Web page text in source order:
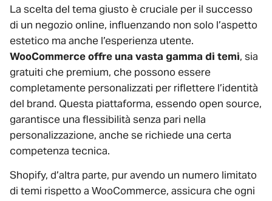
La scelta del tema giusto è cruciale per il successo
di un negozio online, influenzando non solo l’aspetto
estetico ma anche l’esperienza utente.
WooCommerce offre una vasta gamma di temi, sia
gratuiti che premium, che possono essere
completamente personalizzati per riflettere l’identità
del brand. Questa piattaforma, essendo open source,
garantisce una flessibilità senza pari nella
personalizzazione, anche se richiede una certa
competenza tecnica.
Shopify, d’altra parte, pur avendo un numero limitato
di temi rispetto a WooCommerce, assicura che ogni